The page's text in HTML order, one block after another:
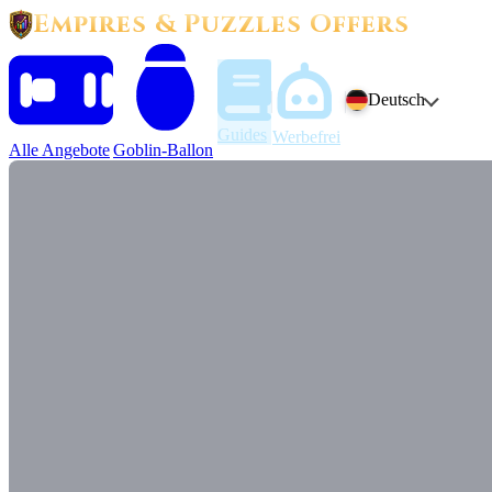
Empires & Puzzles Offers
Alle AngeboteGoblin-Ballon
Guides Werbefrei
Deutsch